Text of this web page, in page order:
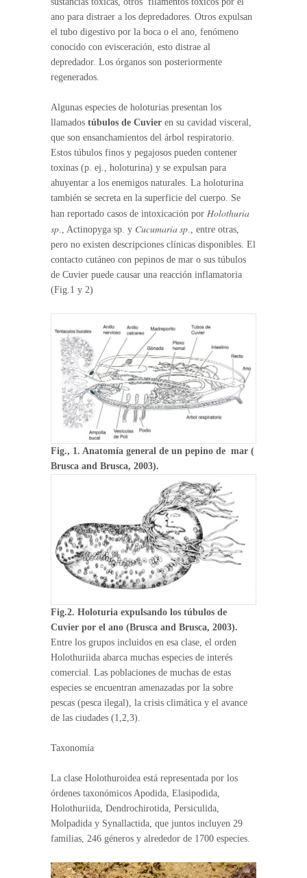
ano para distraer a los depredadores. Otros expulsan
el tubo digestivo por la boca o el ano, fenómeno
conocido con evisceración, esto distrae al
depredador. Los órganos son posteriormente
regenerados.
Algunas especies de holoturias presentan los
llamados túbulos de Cuvier en su cavidad visceral,
que son ensanchamientos del árbol respiratorio.
Estos túbulos finos y pegajosos pueden contener
toxinas (p. ej., holoturina) y se expulsan para
ahuyentar a los enemigos naturales. La holoturina
también se secreta en la superficie del cuerpo. Se
han reportado casos de intoxicación por Holothuria
sp., Actinopyga sp. y Cucumaria sp., entre otras,
pero no existen descripciones clínicas disponibles. El
contacto cutáneo con pepinos de mar o sus túbulos
de Cuvier puede causar una reacción inflamatoria
(Fig.1 y 2)
Fig., 1. Anatomía general de un pepino de mar (
Brusca and Brusca, 2003).
Fig.2. Holoturia expulsando los túbulos de
Cuvier por el ano (Brusca and Brusca, 2003).
Entre los grupos incluidos en esa clase, el orden
Holothuriida abarca muchas especies de interés
comercial. Las poblaciones de muchas de estas
especies se encuentran amenazadas por la sobre
pescas (pesca ilegal), la crisis climática y el avance
de las ciudades (1,2,3).
Taxonomía
La clase Holothuroidea está representada por los
órdenes taxonómicos Apodida, Elasipodida,
Holothuriida, Dendrochirotida, Persiculida,
Molpadida y Synallactida, que juntos incluyen 29
familias, 246 géneros y alrededor de 1700 especies.